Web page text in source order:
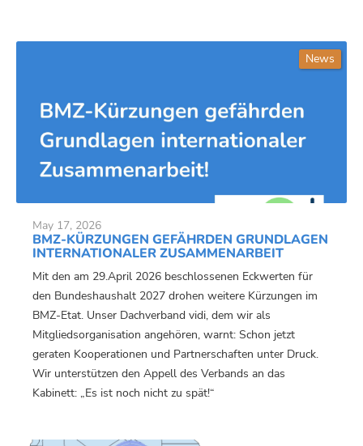
News
May 17, 2026
BMZ-KÜRZUNGEN GEFÄHRDEN GRUNDLAGEN
INTERNATIONALER ZUSAMMENARBEIT
Mit den am 29.April 2026 beschlossenen Eckwerten für
den Bundeshaushalt 2027 drohen weitere Kürzungen im
BMZ-Etat. Unser Dachverband vidi, dem wir als
Mitgliedsorganisation angehören, warnt: Schon jetzt
geraten Kooperationen und Partnerschaften unter Druck.
Wir unterstützen den Appell des Verbands an das
Kabinett: „Es ist noch nicht zu spät!“